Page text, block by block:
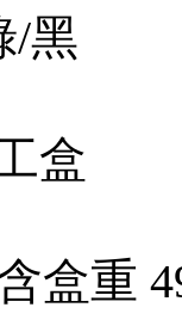
/黑
盒
盒重